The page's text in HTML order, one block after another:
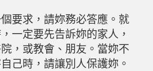
求，請妳務必答應。就
一定要先告訴妳的家人，
，或教會、朋友。當妳不
己時，請讓別人保護妳。